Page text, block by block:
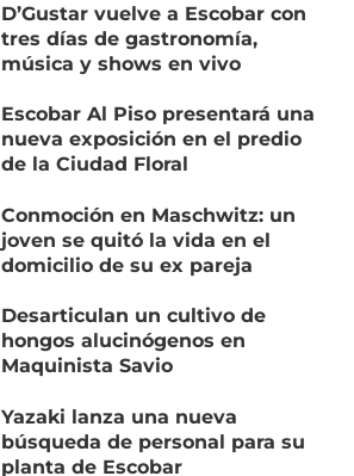
D’Gustar vuelve a Escobar con
tres días de gastronomía,
música y shows en vivo
Escobar Al Piso presentará una
nueva exposición en el predio
de la Ciudad Floral
Conmoción en Maschwitz: un
joven se quitó la vida en el
domicilio de su ex pareja
Desarticulan un cultivo de
hongos alucinógenos en
Maquinista Savio
Yazaki lanza una nueva
búsqueda de personal para su
planta de Escobar